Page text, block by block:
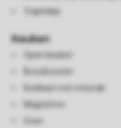
Traphekje
Keuken
Open keuken
Broodrooster
Koelkast met vriesvak
Magnetron
Oven